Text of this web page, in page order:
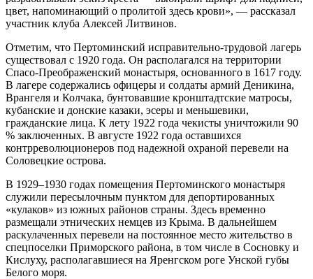
цвет, напоминающий о пролитой здесь крови», — рассказал
участник клуба Алексей Литвинов.
Отметим, что Пертоминский исправительно-трудовой лагерь
существовал с 1920 года. Он располагался на территории
Спасо-Преображенский монастыря, основанного в 1617 году.
В лагере содержались офицеры и солдаты армий Деникина,
Врангеля и Колчака, бунтовавшие кронштадтские матросы,
кубанские и донские казаки, эсеры и меньшевики,
гражданские лица. К лету 1922 года чекисты уничтожили 90
% заключенных. В августе 1922 года оставшихся
контрреволюционеров под надежной охраной перевели на
Соловецкие острова.
В 1929–1930 годах помещения Пертоминского монастыря
служили пересылочным пунктом для депортированных
«кулаков» из южных районов страны. Здесь временно
размещали этнических немцев из Крыма. В дальнейшем
раскулаченных перевели на постоянное место жительство в
спецпоселки Приморского района, в том числе в Сосновку и
Кислуху, располагавшиеся на Яренгском роге Унской губы
Белого моря.